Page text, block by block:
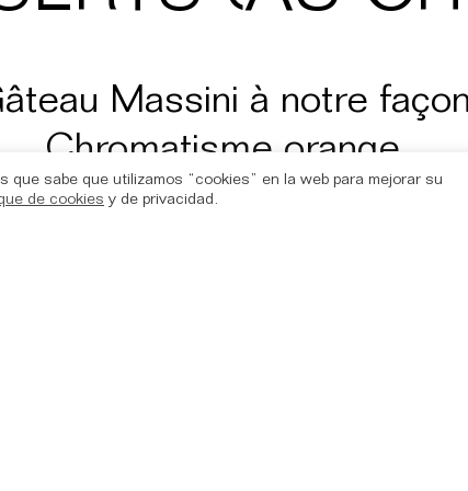
Massini à notre façon
Chromatisme orange
sabe que utilizamos “cookies” en la web para mejorar su
de cookies y de privacidad.